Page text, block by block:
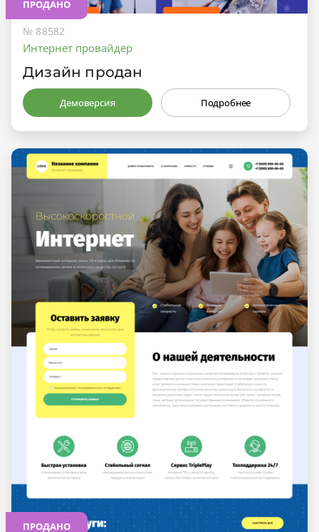
ПРОДАНО
№ 88582
Интернет провайдер
Дизайн продан
Демоверсия Подробнее
ПРОДАНО